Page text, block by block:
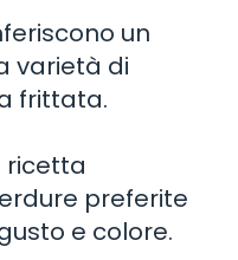
un
varietà di
frittata.
ricetta
preferite
e colore.